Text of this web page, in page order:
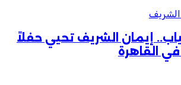
إيمان الشريف تحيي حفلاً
القاهرة